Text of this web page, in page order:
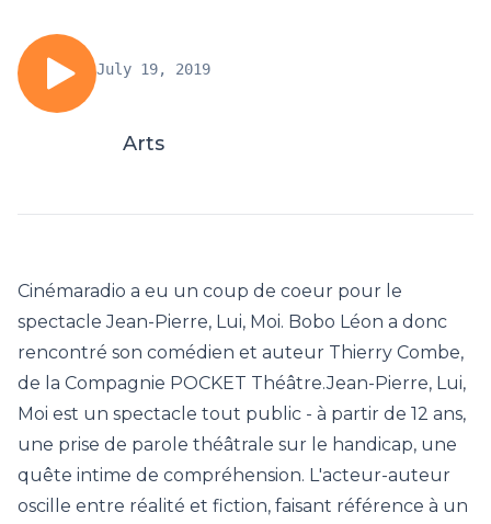
July 19, 2019
Arts
Cinémaradio a eu un coup de coeur pour le
spectacle Jean-Pierre, Lui, Moi. Bobo Léon a donc
rencontré son comédien et auteur Thierry Combe,
de la Compagnie POCKET Théâtre.Jean-Pierre, Lui,
Moi est un spectacle tout public - à partir de 12 ans,
une prise de parole théâtrale sur le handicap, une
quête intime de compréhension. L'acteur-auteur
oscille entre réalité et fiction, faisant référence à un